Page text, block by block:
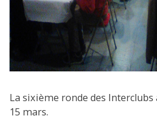
La sixième ronde des Interclubs
15 mars.